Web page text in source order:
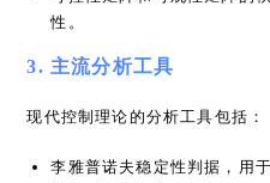
性。
3. 主流分析工具
现代控制理论的分析工具包括：
李雅普诺夫稳定性判据，用